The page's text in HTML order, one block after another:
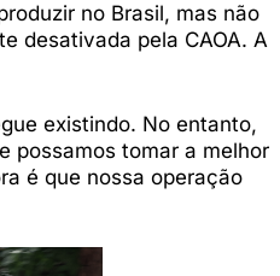
no Brasil, mas não
desativada pela CAOA. A
existindo. No entanto,
possamos tomar a melhor
é que nossa operação